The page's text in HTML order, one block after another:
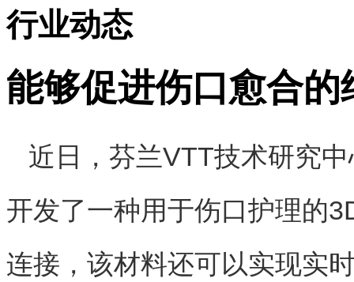
行业动态
能够促进伤口愈合
近日，芬兰VTT技术研究
开发了一种用于伤口护理的
连接，该材料还可以实现实